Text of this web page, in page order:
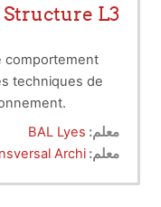
Structure L3
comportement
techniques de
معلم: BAL Lyes
معلم: Archi